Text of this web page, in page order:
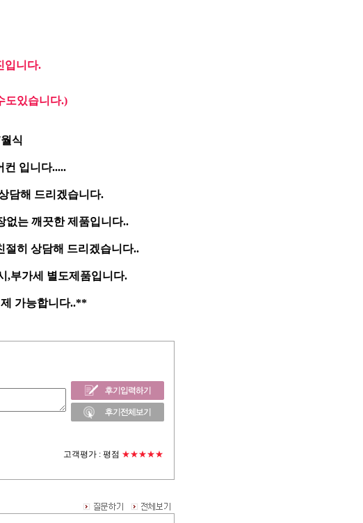
입니다.
도있습니다.)
식
컨 입니다.....
담해 드리겠습니다.
없는 깨끗한 제품입니다..
절히 상담해 드리겠습니다..
,부가세 별도제품입니다.
가능합니다..**
고객평가 : 평점 ★★★★★